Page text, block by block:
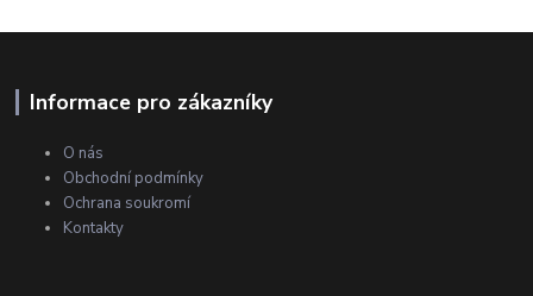
Informace pro zákazníky
O nás
Obchodní podmínky
Ochrana soukromí
Kontakty